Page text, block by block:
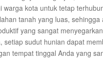
kota untuk tetap
tanah yang luas,
yang sangat
sudut hunian dapat
tempat tinggal Anda yang